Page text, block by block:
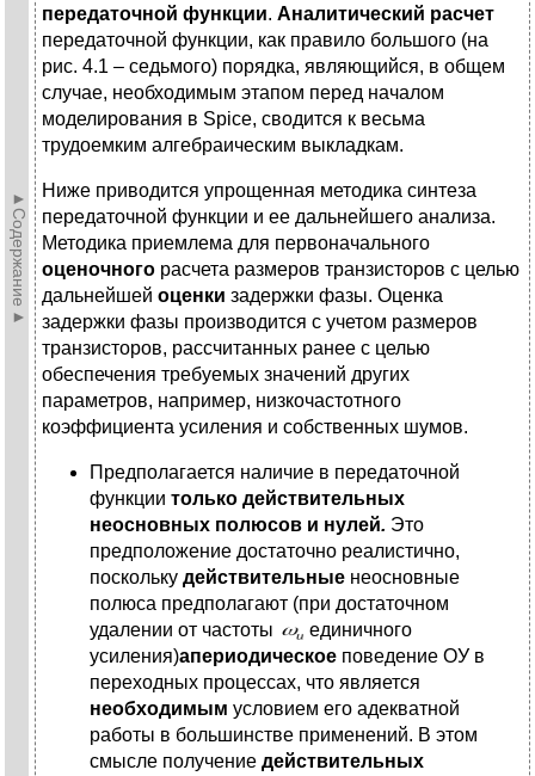
►Содержание►
передаточной функции. Аналитический расчет
передаточной функции, как правило большого (на
рис. 4.1 – седьмого) порядка, являющийся, в общем
случае, необходимым этапом перед началом
моделирования в Spice, сводится к весьма
трудоемким алгебраическим выкладкам.
Ниже приводится упрощенная методика синтеза
передаточной функции и ее дальнейшего анализа.
Методика приемлема для первоначального
оценочного расчета размеров транзисторов с целью
дальнейшей оценки задержки фазы. Оценка
задержки фазы производится с учетом размеров
транзисторов, рассчитанных ранее с целью
обеспечения требуемых значений других
параметров, например, низкочастотного
коэффициента усиления и собственных шумов.
Предполагается наличие в передаточной
функции только действительных
неосновных полюсов и нулей. Это
предположение достаточно реалистично,
поскольку действительные неосновные
полюса предполагают (при достаточном
удалении от частоты
единичного
усиления)апериодическое поведение ОУ в
переходных процессах, что является
необходимым условием его адекватной
работы в большинстве применений. В этом
смысле получение действительных